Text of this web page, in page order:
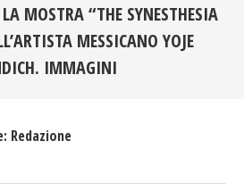
MOSTRA “THE SYNESTHESIA
MESSICANO YOJE
IMMAGINI
Redazione